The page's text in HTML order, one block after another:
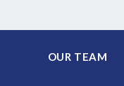
OUR TEAM